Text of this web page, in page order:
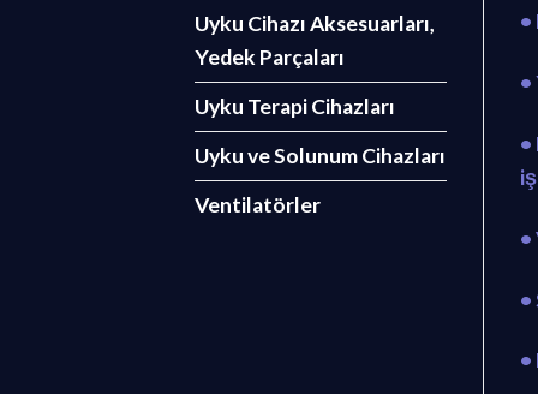
Uyku Cihazı Aksesuarları,
Yedek Parçaları
Uyku Terapi Cihazları
Uyku ve Solunum Cihazları
Ventilatörler
•
•
•
•
•
•